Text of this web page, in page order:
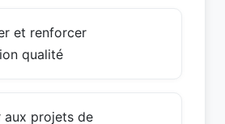
et renforcer
qualité
aux projets de